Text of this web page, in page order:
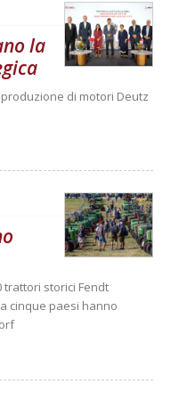
la
di motori Deutz
trattori storici Fendt
cinque paesi hanno